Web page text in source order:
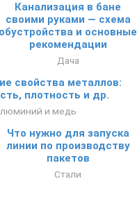
Канализация в бане
своими руками — схема
обустройства и основные
рекомендации
Дача
свойства металлов:
плотность и др.
и медь
Что нужно для запуска
линии по производству
пакетов
Стали